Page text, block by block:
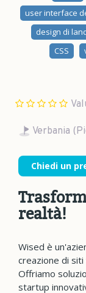
user interface
design di
CSS
Verbania
Chiedi un
realtà!
Wised è
creazione di
Offriamo
startup